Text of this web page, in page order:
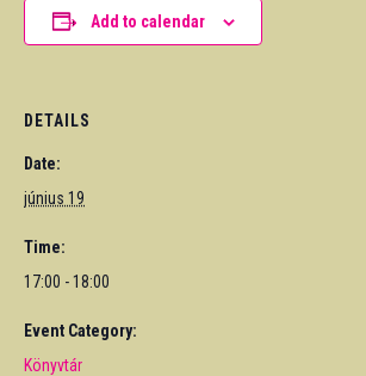
Add to calendar
DETAILS
Date:
június 19
Time:
17:00 - 18:00
Event Category:
Könyvtár